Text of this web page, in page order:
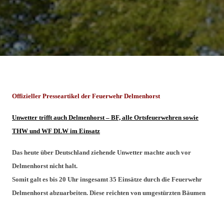
Offizieller Presseartikel der Feuerwehr Delmenhorst
Unwetter trifft auch Delmenhorst – BF, alle Ortsfeuerwehren sowie
THW und WF DLW im Einsatz
Das heute über Deutschland ziehende Unwetter machte auch vor
Delmenhorst nicht halt.
Somit galt es bis 20 Uhr insgesamt 35 Einsätze durch die Feuerwehr
Delmenhorst abzuarbeiten. Diese reichten von umgestürzten Bäumen